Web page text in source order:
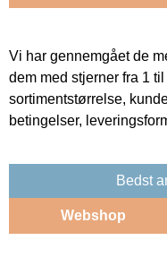
Vi har gennemgået de
dem med stjerner fra 1
sortimentstørrelse,
betingelser,
Bedst
Webshop